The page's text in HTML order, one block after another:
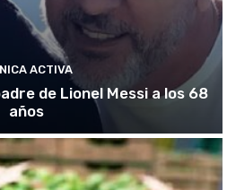
ACTIVA
de Lionel Messi a los 68
años